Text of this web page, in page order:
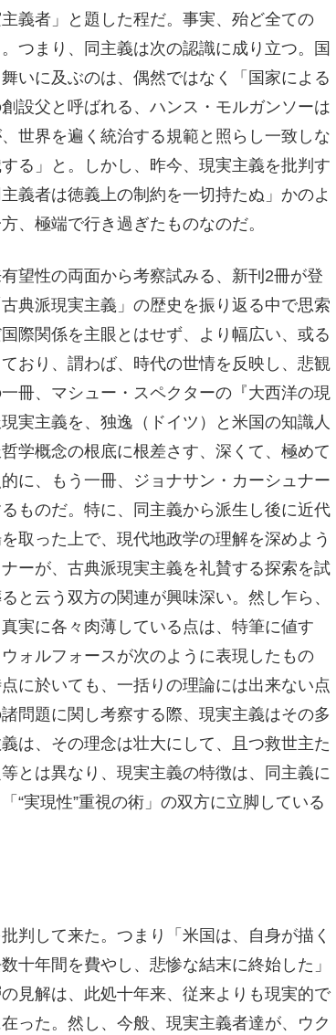
義者」と題した程だ。事実、殆ど全ての
つまり、同主義は次の認識に成り立つ。国
いに及ぶのは、偶然ではなく「国家による
設父と呼ばれる、ハンス・モルガンソーは
世界を遍く統治する規範と照らし一致しな
る」と。しかし、昨今、現実主義を批判す
義者は徳義上の制約を一切持たぬ」かのよ
、極端で行き過ぎたものなのだ。
望性の両面から考察試みる、新刊2冊が登
典派現実主義」の歴史を振り返る中で思索
際関係を主眼とはせず、より幅広い、或る
おり、謂わば、時代の世情を反映し、悲観
冊、マシュー・スペクターの『大西洋の現
実主義を、独逸（ドイツ）と米国の知識人
学概念の根底に根差さす、深くて、極めて
に、もう一冊、ジョナサン・カーシュナー
ものだ。特に、同主義から派生し後に近代
取った上で、現代地政学の理解を深めよう
ーが、古典派現実主義を礼賛する探索を試
と云う双方の関連が興味深い。然し乍ら、
実に各々肉薄している点は、特筆に値す
ォルフォースが次のように表現したもの
に於いても、一括りの理論には出来ない点
問題に関し考察する際、現実主義はその多
は、その理念は壮大にして、且つ救世主た
とは異なり、現実主義の特徴は、同主義に
“実現性”重視の術」の双方に立脚している
判して来た。つまり「米国は、自身が描く
十年間を費やし、悲惨な結末に終始した」
見解は、此処十年来、従来よりも現実的で
った。然し、今般、現実主義者達が、ウク